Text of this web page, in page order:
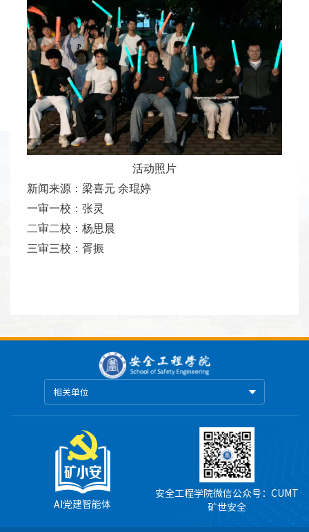
活动照片
新闻来源：梁喜元 余琨婷
一审一校：张灵
二审二校：杨思晨
三审三校：胥振
相关单位
AI党建智能体
安全工程学院微信公众号：CUMT
矿世安全